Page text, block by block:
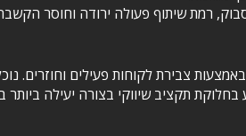
רמת שיתוף פעולה ירודה וחוסר
צבירת לקוחות פעילים וחוזרים.
בחלוקת תקציב שיווקי בצורה יעילה